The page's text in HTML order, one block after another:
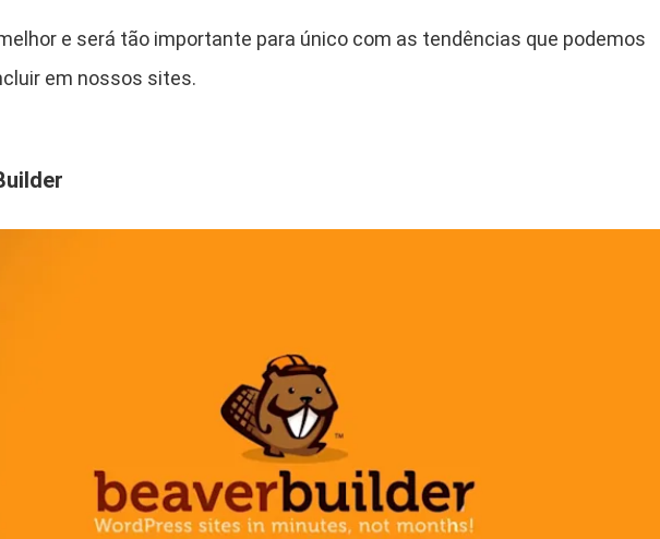
e será tão importante para único com as tendências que podemos
em nossos sites.